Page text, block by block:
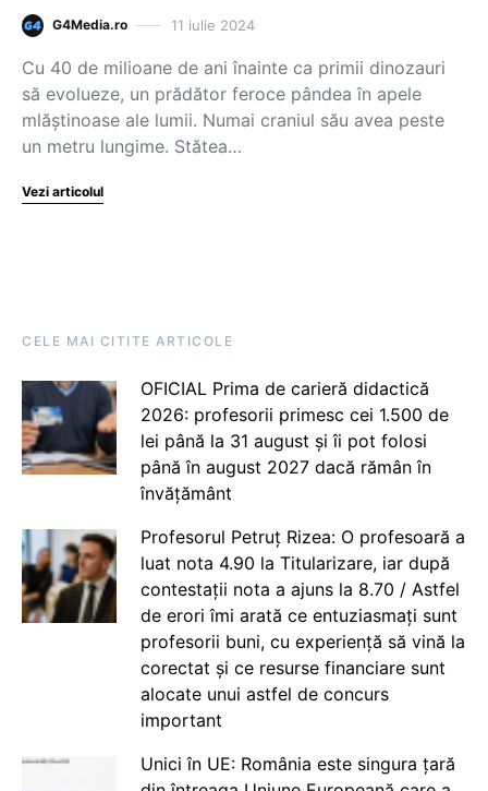
G4Media.ro 11 iulie 2024
Cu 40 de milioane de ani înainte ca primii dinozauri
să evolueze, un prădător feroce pândea în apele
mlăștinoase ale lumii. Numai craniul său avea peste
un metru lungime. Stătea…
Vezi articolul
CELE MAI CITITE ARTICOLE
OFICIAL Prima de carieră didactică
2026: profesorii primesc cei 1.500 de
lei până la 31 august și îi pot folosi
până în august 2027 dacă rămân în
învățământ
Profesorul Petruț Rizea: O profesoară a
luat nota 4.90 la Titularizare, iar după
contestații nota a ajuns la 8.70 / Astfel
de erori îmi arată ce entuziasmați sunt
profesorii buni, cu experiență să vină la
corectat și ce resurse financiare sunt
alocate unui astfel de concurs
important
Unici în UE: România este singura țară